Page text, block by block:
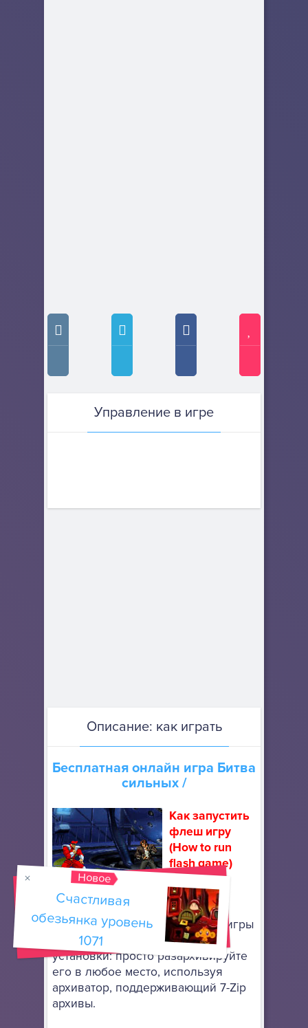
Управление в игре
Описание: как играть
Бесплатная онлайн игра Битва
сильных/
Как запустить
флеш игру
(How to run
flash game)
Скачайте
портативный браузер Mozilla
Firefox, чтобы запускать флеш игры
онлайн. Он не требует особой
установки: просто разархивируйте
его в любое место, используя
архиватор, поддерживающий 7-Zip
архивы.
Новое
Счастливая
обезьянка уровень
1071